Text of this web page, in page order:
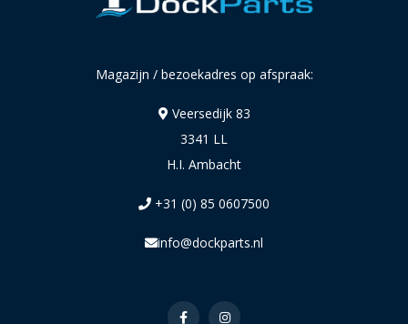
Magazijn / bezoekadres op afspraak:
Veersedijk 83
3341 LL
H.I. Ambacht
+31 (0) 85 0607500
info@dockparts.nl